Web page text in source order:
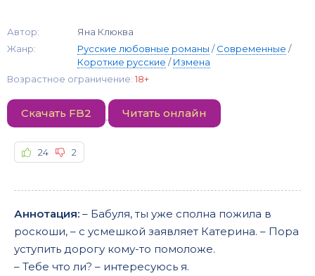
Автор:
Яна Клюква
Жанр:
Русские любовные романы /Современные /
Короткие русские /Измена
Возрастное ограничение: 18+
Скачать FB2 Читать онлайн
24 2
Аннотация: – Бабуля, ты уже сполна пожила в
роскоши, – с усмешкой заявляет Катерина. – Пора
уступить дорогу кому-то помоложе.
– Тебе что ли? – интересуюсь я.